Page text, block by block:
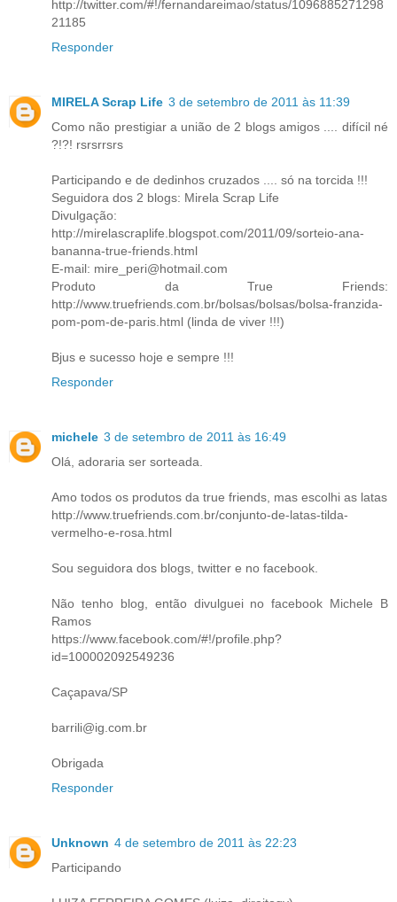
http://twitter.com/#!/fernandareimao/status/1096885271298
21185
Responder
MIRELA Scrap Life 3 de setembro de 2011 às 11:39
Como não prestigiar a união de 2 blogs amigos .... difícil né
?!?! rsrsrrsrs
Participando e de dedinhos cruzados .... só na torcida !!!
Seguidora dos 2 blogs: Mirela Scrap Life
Divulgação:
http://mirelascraplife.blogspot.com/2011/09/sorteio-ana-
bananna-true-friends.html
E-mail: mire_peri@hotmail.com
Produto da True Friends:
http://www.truefriends.com.br/bolsas/bolsas/bolsa-franzida-
pom-pom-de-paris.html (linda de viver !!!)
Bjus e sucesso hoje e sempre !!!
Responder
michele 3 de setembro de 2011 às 16:49
Olá, adoraria ser sorteada.
Amo todos os produtos da true friends, mas escolhi as latas
http://www.truefriends.com.br/conjunto-de-latas-tilda-
vermelho-e-rosa.html
Sou seguidora dos blogs, twitter e no facebook.
Não tenho blog, então divulguei no facebook Michele B
Ramos
https://www.facebook.com/#!/profile.php?
id=100002092549236
Caçapava/SP
barrili@ig.com.br
Obrigada
Responder
Unknown 4 de setembro de 2011 às 22:23
Participando